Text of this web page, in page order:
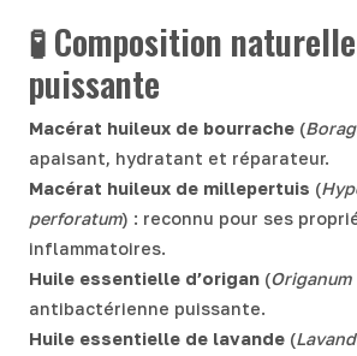
🧪 Composition
puissante
Macérat huileux de bourrache (
apaisant, hydratant et réparateur.
Macérat huileux de millepertuis (
perforatum) : reconnu pour ses
inflammatoires.
Huile essentielle d’origan (
antibactérienne puissante.
Huile essentielle de lavande (